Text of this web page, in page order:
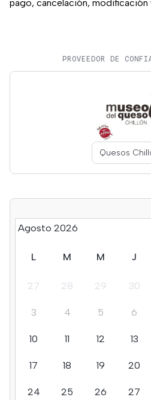
pago, cancelación, modificación
PROVEEDOR DE
Quesos
Agosto 2026
L M M J
27 28 29 30
3 4 5 6
10 11 12 13
17 18 19 20
24 25 26 27